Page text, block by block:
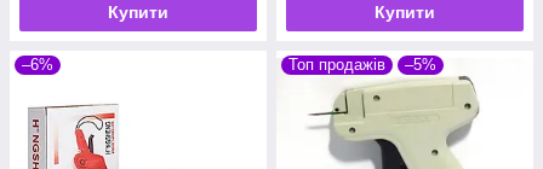
Купити Купити
–6% Топ продажів –5%